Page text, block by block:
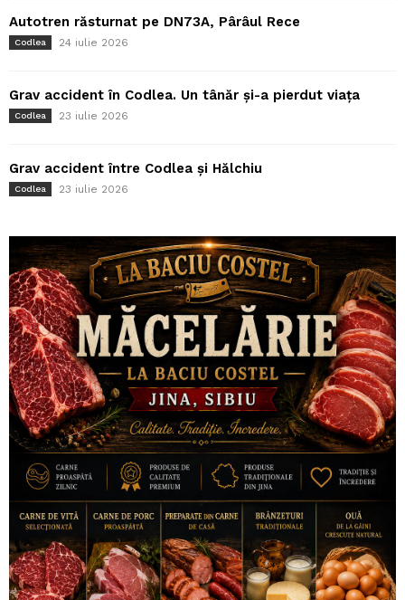
Autotren răsturnat pe DN73A, Pârâul Rece
Codlea 24 iulie 2026
Grav accident în Codlea. Un tânăr și-a pierdut viața
Codlea 23 iulie 2026
Grav accident între Codlea și Hălchiu
Codlea 23 iulie 2026